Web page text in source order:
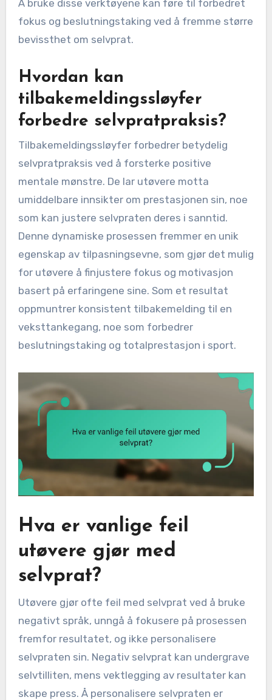
Å bruke disse verktøyene kan føre til forbedret
fokus og beslutningstaking ved å fremme større
bevissthet om selvprat.
Hvordan kan
tilbakemeldingssløyfer
forbedre selvpratpraksis?
Tilbakemeldingssløyfer forbedrer betydelig
selvpratpraksis ved å forsterke positive
mentale mønstre. De lar utøvere motta
umiddelbare innsikter om prestasjonen sin, noe
som kan justere selvpraten deres i sanntid.
Denne dynamiske prosessen fremmer en unik
egenskap av tilpasningsevne, som gjør det mulig
for utøvere å finjustere fokus og motivasjon
basert på erfaringene sine. Som et resultat
oppmuntrer konsistent tilbakemelding til en
veksttankegang, noe som forbedrer
beslutningstaking og totalprestasjon i sport.
Hva er vanlige feil
utøvere gjør med
selvprat?
Utøvere gjør ofte feil med selvprat ved å bruke
negativt språk, unngå å fokusere på prosessen
fremfor resultatet, og ikke personalisere
selvpraten sin. Negativ selvprat kan undergrave
selvtilliten, mens vektlegging av resultater kan
skape press. Å personalisere selvpraten er